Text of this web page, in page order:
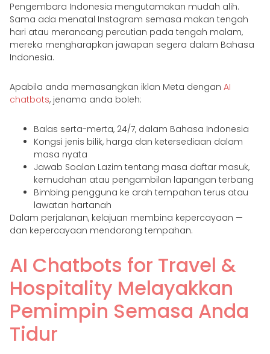
Pengembara Indonesia mengutamakan mudah alih.
Sama ada menatal Instagram semasa makan tengah
hari atau merancang percutian pada tengah malam,
mereka mengharapkan jawapan segera dalam Bahasa
Indonesia.
Apabila anda memasangkan iklan Meta dengan AI
chatbots, jenama anda boleh:
Balas serta-merta, 24/7, dalam Bahasa Indonesia
Kongsi jenis bilik, harga dan ketersediaan dalam
masa nyata
Jawab Soalan Lazim tentang masa daftar masuk,
kemudahan atau pengambilan lapangan terbang
Bimbing pengguna ke arah tempahan terus atau
lawatan hartanah
Dalam perjalanan, kelajuan membina kepercayaan —
dan kepercayaan mendorong tempahan.
AI Chatbots for Travel &
Hospitality Melayakkan
Pemimpin Semasa Anda
Tidur